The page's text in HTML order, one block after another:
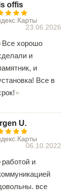
offis
23.06.2026
Все хорошо
и
и
Все в
U.
06.10.2022
работой и
все